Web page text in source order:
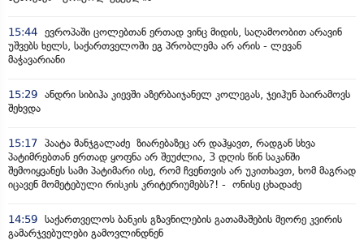
15:44 ევროპაში ცოლებთან ერთად ვინც მიდის, საღამოობით არავინ
უშვებს ხელს, საქართველოში ეგ პრობლემა არ არის - ლევან
მაჭავარიანი
15:29 ანდრი სიბიჰა კიევში აზერბაიჯანელ კოლეგას, ჯეიჰუნ ბაირამოვს
შეხვდა
15:17 პაატა მანჯგალაძე ზიარებაზეც არ დაჰყავთ, რადგან სხვა
პატიმრებთან ერთად ყოფნა არ შეუძლია, 3 დღის წინ საკანში
შემოიყვანეს სამი პატიმარი ისე, რომ ჩვენთვის არ უკითხავთ, ხომ მაგრად
იცავენ მომეტებული რისკის კრიტერიუმებს?! - ონისე ცხადაძე
14:59 საქართველოს ბანკის გზავნილების გათამაშების მეორე კვირის
გამარჯვებულები გამოვლინდნენ